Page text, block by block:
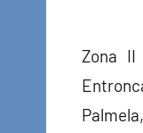
Zona II